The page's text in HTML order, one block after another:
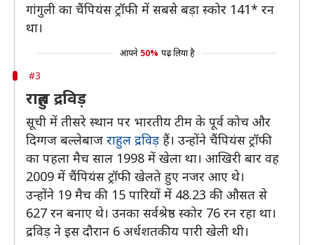
गांगुली का चैंपियंस ट्रॉफी में सबसे बड़ा स्कोर 141* रन
था।
आपने 50% पढ़ लिया है
#3
राहुल द्रविड़
सूची में तीसरे स्थान पर भारतीय टीम के पूर्व कोच और
दिग्गज बल्लेबाज राहुल द्रविड़ हैं। उन्होंने चैंपियंस ट्रॉफी
का पहला मैच साल 1998 में खेला था। आखिरी बार वह
2009 में चैंपियंस ट्रॉफी खेलते हुए नजर आए थे।
उन्होंने 19 मैच की 15 पारियों में 48.23 की औसत से
627 रन बनाए थे। उनका सर्वश्रेष्ठ स्कोर 76 रन रहा था।
द्रविड़ ने इस दौरान 6 अर्धशतकीय पारी खेली थी।